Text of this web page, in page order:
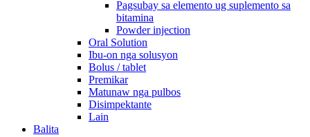
Pagsubay sa elemento ug suplemento sa
bitamina
Powder injection
Oral Solution
Ibu-on nga solusyon
Bolus / tablet
Premikar
Matunaw nga pulbos
Disimpektante
Lain
Balita